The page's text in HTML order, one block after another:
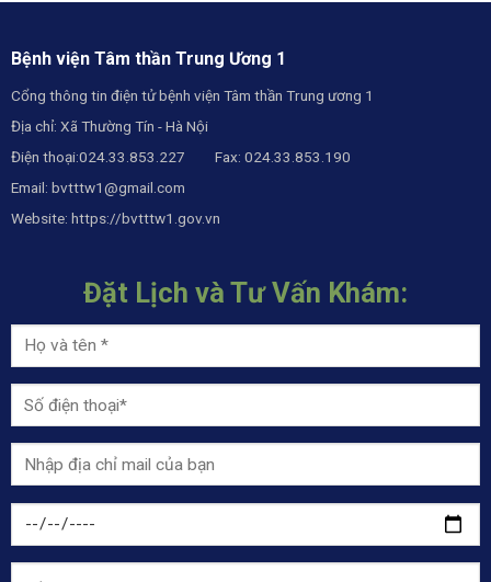
Bệnh viện Tâm thần Trung Ương 1
Cổng thông tin điện tử bệnh viện Tâm thần Trung ương 1
Địa chỉ: Xã Thường Tín - Hà Nội
Điện thoại:024.33.853.227 Fax: 024.33.853.190
Email: bvtttw1@gmail.com
Website: https://bvtttw1.gov.vn
Đặt Lịch và Tư Vấn Khám: